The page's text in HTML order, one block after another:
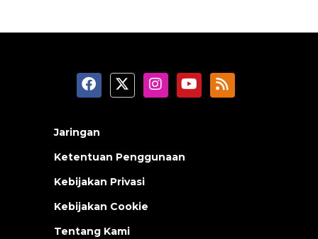
Jaringan
Ketentuan Penggunaan
Kebijakan Privasi
Kebijakan Cookie
Tentang Kami